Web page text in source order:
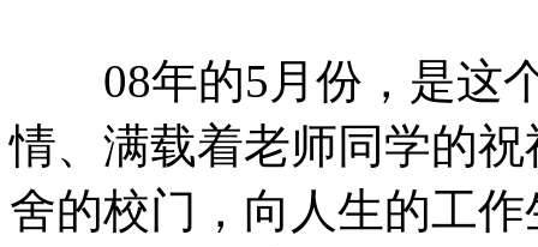
08年的5月份，是这个
情、满载着老师同学的
舍的校门，向人生的工